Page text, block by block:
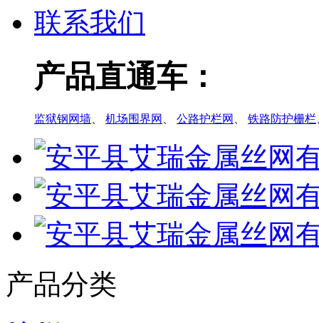
联系我们
产品直通车：
监狱钢网墙 机场围界网 公路护栏网 铁路防护栅栏
产品分类